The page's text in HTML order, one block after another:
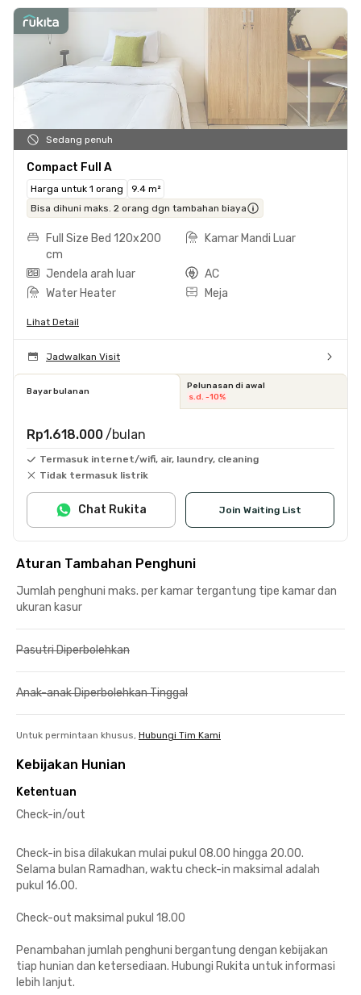
Sedang penuh
Compact Full A
Harga untuk 1 orang
9.4 m²
Bisa dihuni maks. 2 orang dgn tambahan biaya
Full Size Bed 120x200
cm
Kamar Mandi Luar
Jendela arah luar
AC
Water Heater
Meja
Lihat Detail
Jadwalkan Visit
Bayar bulanan
Pelunasan di awal
s.d. -10%
Rp1.618.000 /bulan
Termasuk internet/wifi, air, laundry, cleaning
Tidak termasuk listrik
Join Waiting List
Chat Rukita
Aturan Tambahan Penghuni
Jumlah penghuni maks. per kamar tergantung tipe kamar dan
ukuran kasur
Pasutri Diperbolehkan
Anak-anak Diperbolehkan Tinggal
Untuk permintaan khusus, Hubungi Tim Kami
Kebijakan Hunian
Ketentuan
Check-in/out
Check-in bisa dilakukan mulai pukul 08.00 hingga 20.00.
Selama bulan Ramadhan, waktu check-in maksimal adalah
pukul 16.00.
Check-out maksimal pukul 18.00
Penambahan jumlah penghuni bergantung dengan kebijakan
tiap hunian dan ketersediaan. Hubungi Rukita untuk informasi
lebih lanjut.